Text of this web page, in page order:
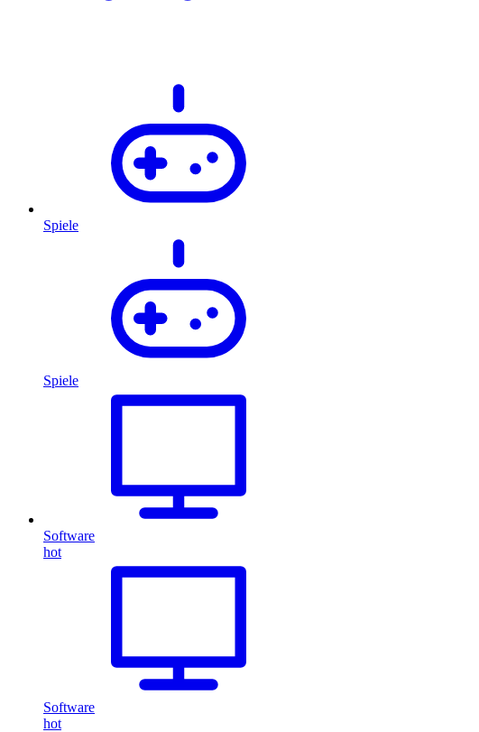
Spiele
Spiele
Software
hot
Software
hot